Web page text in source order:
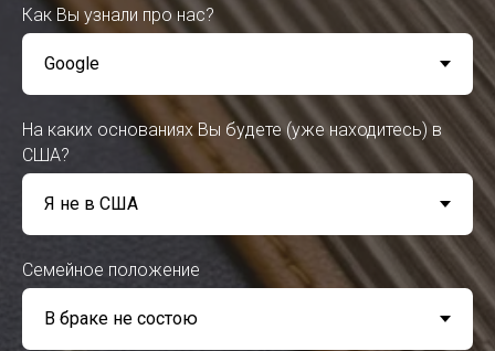
Как Вы узнали про нас?
На каких основаниях Вы будете (уже находитесь) в
США?
Семейное положение